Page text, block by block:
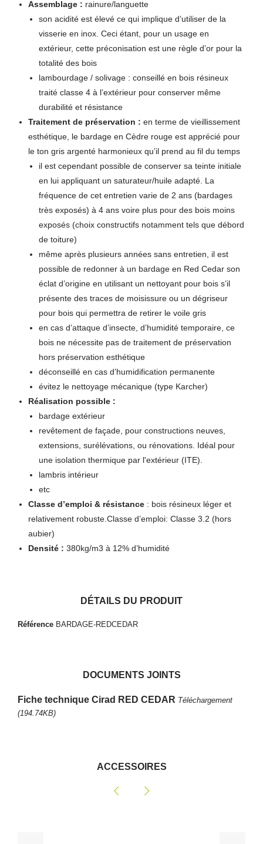
Assemblage : rainure/languette
son acidité est élevé ce qui implique d’utiliser de la
visserie en inox. Ceci étant, pour un usage en
extérieur, cette préconisation est une règle d’or pour la
totalité des bois
lambourdage / solivage : conseillé en bois résineux
traité classe 4 à l’extérieur pour conserver même
durabilité et résistance
Traitement de préservation : en terme de vieillissement
esthétique, le bardage en Cèdre rouge est apprécié pour
le ton gris argenté harmonieux qu’il prend au fil du temps
il est cependant possible de conserver sa teinte initiale
en lui appliquant un saturateur/huile adapté. La
fréquence de cet entretien varie de 2 ans (bardages
très exposés) à 4 ans voire plus pour des bois moins
exposés (choix constructifs notamment tels que débord
de toiture)
même après plusieurs années sans entretien, il est
possible de redonner à un bardage en Red Cedar son
éclat d’origine en utilisant un nettoyant pour bois s’il
présente des traces de moisissure ou un dégriseur
pour bois qui permettra de retirer le voile gris
en cas d’attaque d’insecte, d’humidité temporaire, ce
bois ne nécessite pas de traitement de préservation
hors préservation esthétique
déconseillé en cas d’humidification permanente
évitez le nettoyage mécanique (type Karcher)
Réalisation possible :
bardage extérieur
revêtement de façade, pour constructions neuves,
extensions, surélévations, ou rénovations. Idéal pour
une isolation thermique par l'extérieur (ITE).
lambris intérieur
etc
Classe d’emploi & résistance : bois résineux léger et
relativement robuste.Classe d’emploi: Classe 3.2 (hors
aubier)
Densité : 380kg/m3 à 12% d’humidité
DÉTAILS DU PRODUIT
Référence BARDAGE-REDCEDAR
DOCUMENTS JOINTS
Fiche technique Cirad RED CEDAR Téléchargement
(194.74KB)
ACCESSOIRES